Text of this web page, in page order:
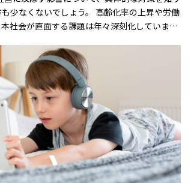
少なくないでしょう。 高齢化率の上昇や労働
社会が直面する課題は年々深刻化していま
が可能です。 本記事では、2030年問題の本
課題、そして具体的な対策まで、詳しく解説
DX推進な……